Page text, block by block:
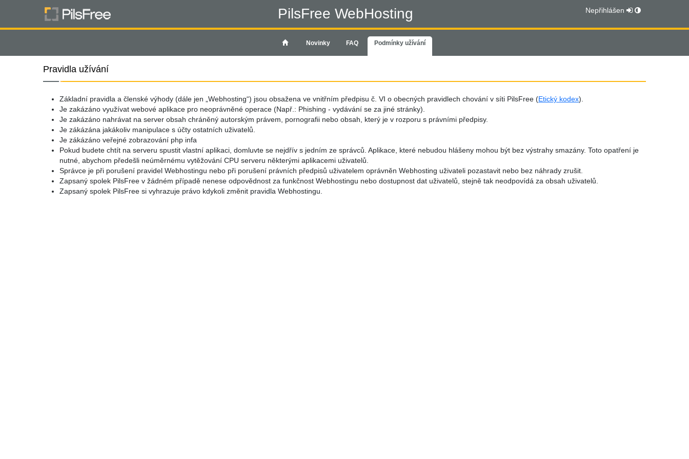
PilsFree WebHosting Nepřihlášen
Novinky FAQ Podmínky užívání
Pravidla užívání
Základní pravidla a členské výhody (dále jen „Webhosting“) jsou obsažena ve vnitřním předpisu č. VI o obecných pravidlech chování v síti PilsFree (Etický kodex).
Je zakázáno využívat webové aplikace pro neoprávněné operace (Např.: Phishing - vydávání se za jiné stránky).
Je zakázáno nahrávat na server obsah chráněný autorským právem, pornografii nebo obsah, který je v rozporu s právními předpisy.
Je zákázána jakákoliv manipulace s účty ostatních uživatelů.
Je zákázáno veřejné zobrazování php infa
Pokud budete chtít na serveru spustit vlastní aplikaci, domluvte se nejdřív s jedním ze správců. Aplikace, které nebudou hlášeny mohou být bez výstrahy smazány. Toto opatření je
nutné, abychom předešli neúměrnému vytěžování CPU serveru některými aplikacemi uživatelů.
Správce je při porušení pravidel Webhostingu nebo při porušení právních předpisů uživatelem oprávněn Webhosting uživateli pozastavit nebo bez náhrady zrušit.
Zapsaný spolek PilsFree v žádném případě nenese odpovědnost za funkčnost Webhostingu nebo dostupnost dat uživatelů, stejně tak neodpovídá za obsah uživatelů.
Zapsaný spolek PilsFree si vyhrazuje právo kdykoli změnit pravidla Webhostingu.